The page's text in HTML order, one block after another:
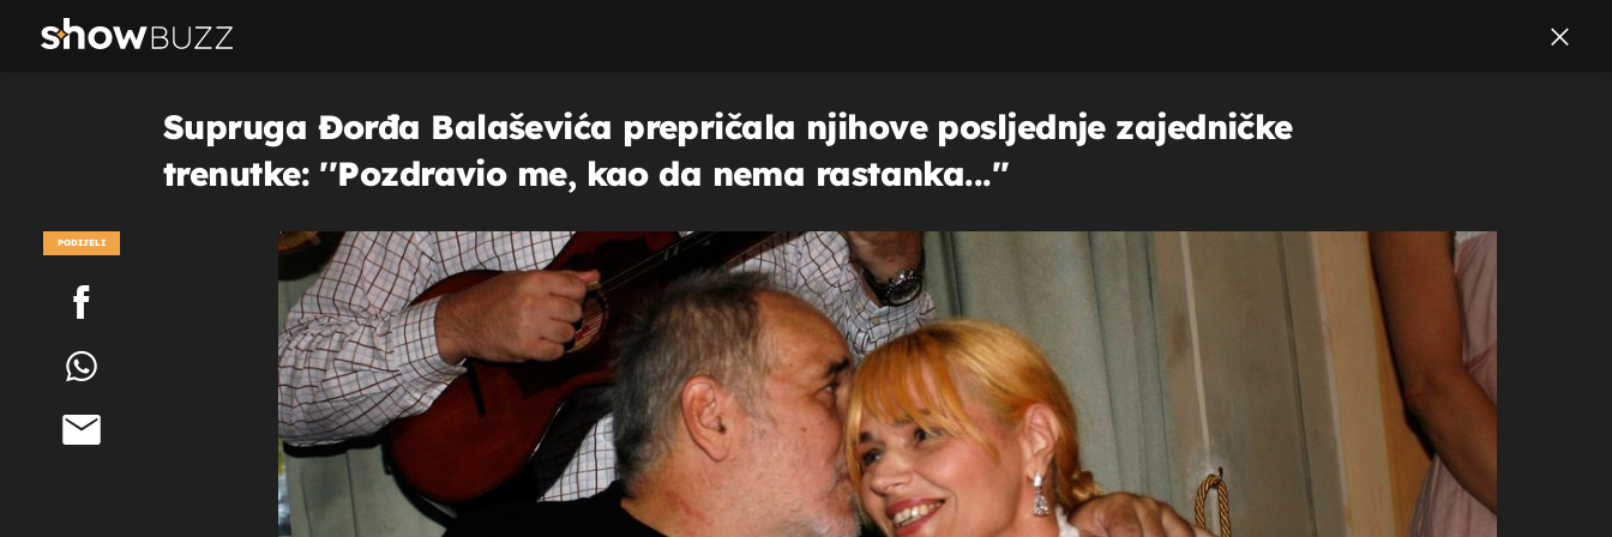
Supruga Đorđa Balaševića prepričala njihove posljednje zajedničke
trenutke: ''Pozdravio me, kao da nema rastanka...''
PODIJELI
POGLEDAJ